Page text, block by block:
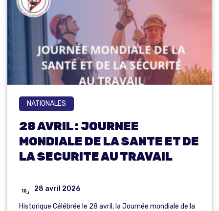
NATIONALES
28 AVRIL : JOURNEE
MONDIALE DE LA SANTE ET DE
LA SECURITE AU TRAVAIL
28 avril 2026
Historique Célébrée le 28 avril, la Journée mondiale de la